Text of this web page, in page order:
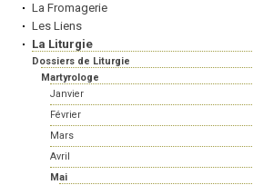
La Fromagerie
Les Liens
La Liturgie
Dossiers de Liturgie
Martyrologe
Janvier
Février
Mars
Avril
Mai